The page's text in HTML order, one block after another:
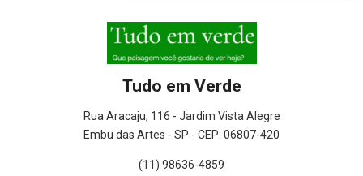
Tudo em Verde
Rua Aracaju, 116 - Jardim Vista Alegre
Embu das Artes - SP - CEP: 06807-420
(11) 98636-4859